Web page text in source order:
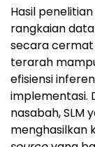
Hasil
rangkaian
secara
terarah
efisiensi
implementasi.
nasabah, SLM
menghasilkan